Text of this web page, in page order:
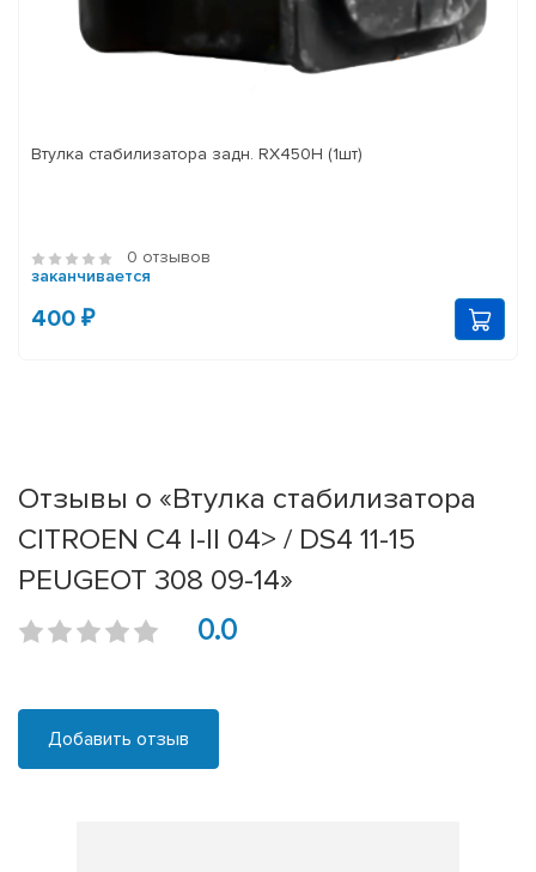
Втулка стабилизатора задн. RX450H (1шт)
0 отзывов
заканчивается
400 ₽
Отзывы о «Втулка стабилизатора
CITROEN C4 I-II 04> / DS4 11-15
PEUGEOT 308 09-14»
0.0
Добавить отзыв